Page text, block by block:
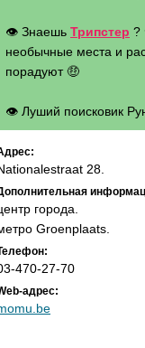
👁 Знаешь Трипстер ?
необычные места и
порадуют 🤑
👁 Луший поисковик
28.
города.
Groenplaats.
470-27-70
адрес: